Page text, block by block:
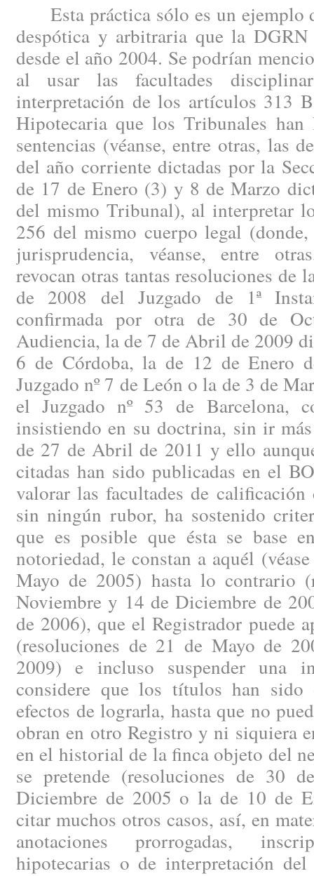
Esta práctica sólo es un ejemplo
despótica y arbitraria que la DGRN
desde el año 2004. Se podrían
al usar las facultades
interpretación de los artículos 313
Hipotecaria que los Tribunales
sentencias (véanse, entre otras, las
del año corriente dictadas por la
de 17 de Enero (3) y 8 de Marzo
del mismo Tribunal), al interpretar
256 del mismo cuerpo legal
jurisprudencia, véanse, entre
revocan otras tantas resoluciones de
de 2008 del Juzgado de 1ª
confirmada por otra de 30 de
Audiencia, la de 7 de Abril de 2009
6 de Córdoba, la de 12 de Enero
Juzgado nº 7 de León o la de 3 de
el Juzgado nº 53 de Barcelona,
insistiendo en su doctrina, sin ir
de 27 de Abril de 2011 y ello
citadas han sido publicadas en el
valorar las facultades de
sin ningún rubor, ha sostenido
que es posible que ésta se base
notoriedad, le constan a aquél
Mayo de 2005) hasta lo contrario
Noviembre y 14 de Diciembre de
de 2006), que el Registrador puede
(resoluciones de 21 de Mayo de
2009) e incluso suspender una
considere que los títulos han sido
efectos de lograrla, hasta que no
obran en otro Registro y ni siquiera
en el historial de la finca objeto del
se pretende (resoluciones de 30
Diciembre de 2005 o la de 10 de
citar muchos otros casos, así, en
anotaciones prorrogadas,
hipotecarias o de interpretación